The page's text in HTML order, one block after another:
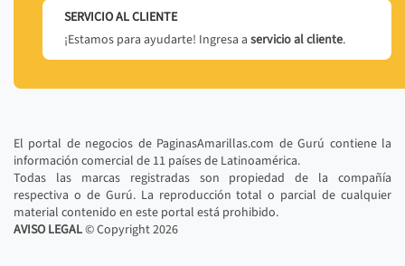
SERVICIO AL CLIENTE
¡Estamos para ayudarte! Ingresa a servicio al cliente.
El portal de negocios de PaginasAmarillas.com de Gurú contiene la
información comercial de 11 países de Latinoamérica.
Todas las marcas registradas son propiedad de la compañía
respectiva o de Gurú. La reproducción total o parcial de cualquier
material contenido en este portal está prohibido.
AVISO LEGAL© Copyright2026